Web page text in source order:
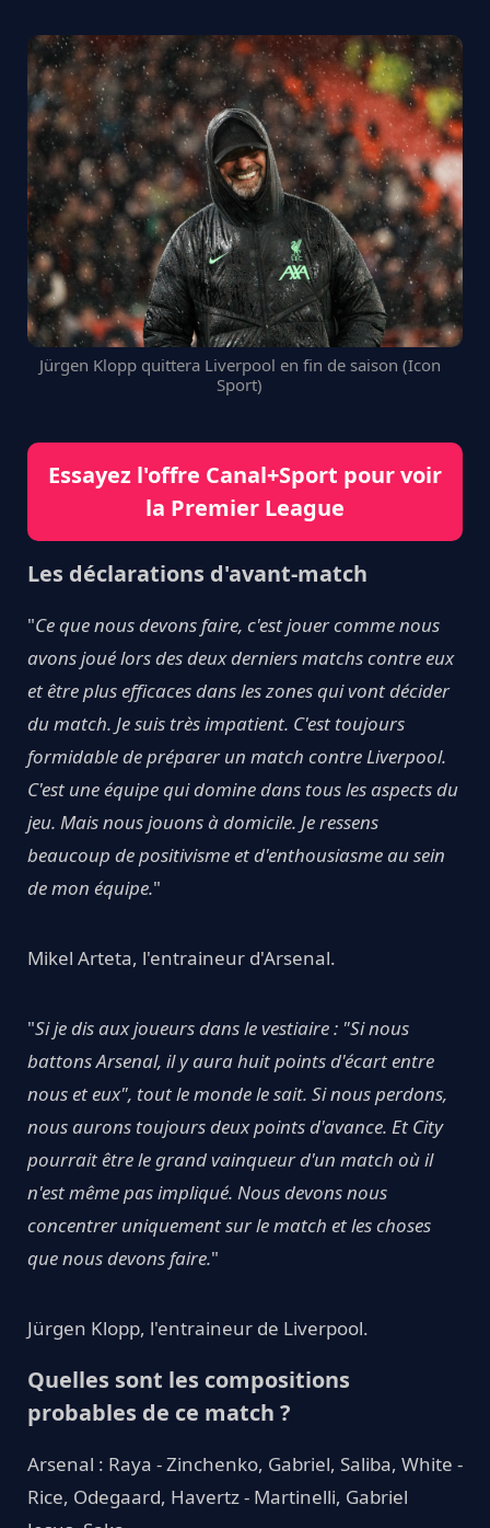
Jürgen Klopp quittera Liverpool en fin de saison (Icon
Sport)
Essayez l'offre Canal+Sport pour voir
la Premier League
Les déclarations d'avant-match
"Ce que nous devons faire, c'est jouer comme nous
avons joué lors des deux derniers matchs contre eux
et être plus efficaces dans les zones qui vont décider
du match. Je suis très impatient. C'est toujours
formidable de préparer un match contre Liverpool.
C'est une équipe qui domine dans tous les aspects du
jeu. Mais nous jouons à domicile. Je ressens
beaucoup de positivisme et d'enthousiasme au sein
de mon équipe."
Mikel Arteta, l'entraineur d'Arsenal.
"Si je dis aux joueurs dans le vestiaire : "Si nous
battons Arsenal, il y aura huit points d'écart entre
nous et eux", tout le monde le sait. Si nous perdons,
nous aurons toujours deux points d'avance. Et City
pourrait être le grand vainqueur d'un match où il
n'est même pas impliqué. Nous devons nous
concentrer uniquement sur le match et les choses
que nous devons faire."
Jürgen Klopp, l'entraineur de Liverpool.
Quelles sont les compositions
probables de ce match ?
Arsenal : Raya - Zinchenko, Gabriel, Saliba, White -
Rice, Odegaard, Havertz - Martinelli, Gabriel